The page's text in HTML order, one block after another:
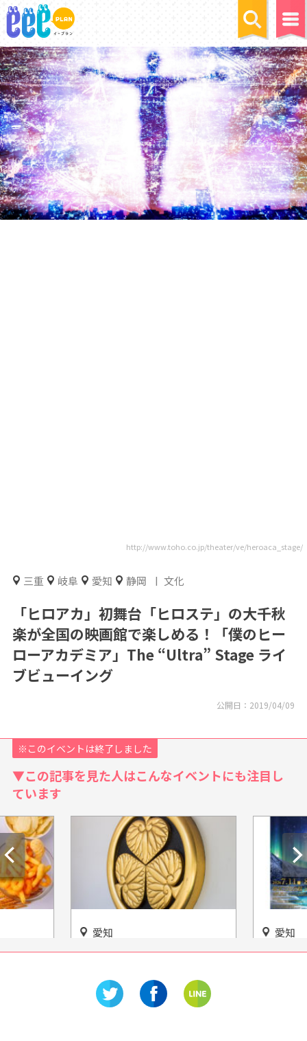
http://www.toho.co.jp/theater/ve/heroaca_stage/
三重 岐阜 愛知 静岡 文化
「ヒロアカ」初舞台「ヒロステ」の大千秋
楽が全国の映画館で楽しめる！「僕のヒー
ローアカデミア」The “Ultra” Stage ライ
ブビューイング
公開日： 2019/04/09
※このイベントは終了しました
▼この記事を見た人はこんなイベントにも注目し
ています
工場で
愛知
徳川家に伝わる絵画や貴重な
左文庫」
愛知
「オー